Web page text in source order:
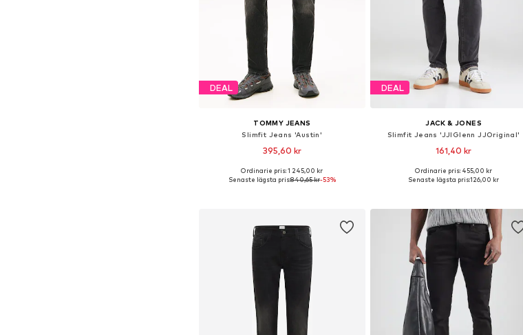
DEAL
TOMMY JEANS
Slimfit Jeans 'Austin'
395,60 kr
Tillgänglig i många storlekar
Ordinarie pris: 1 245,00 kr
Senaste lägsta pris:840,65 kr-53%
DEAL
JACK & JONES
Slimfit Jeans 'JJIGlenn JJOriginal'
161,40 kr
Tillgänglig i många storlekar
Ordinarie pris: 455,00 kr
Senaste lägsta pris:126,00 kr